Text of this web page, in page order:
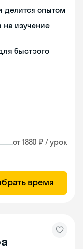
делится опытом
на изучение
быстрого
от 1880 ₽ / урок
время